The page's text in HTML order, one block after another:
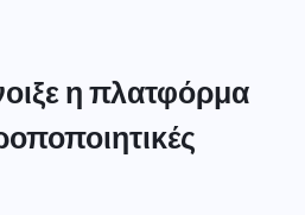
η πλατφόρμα